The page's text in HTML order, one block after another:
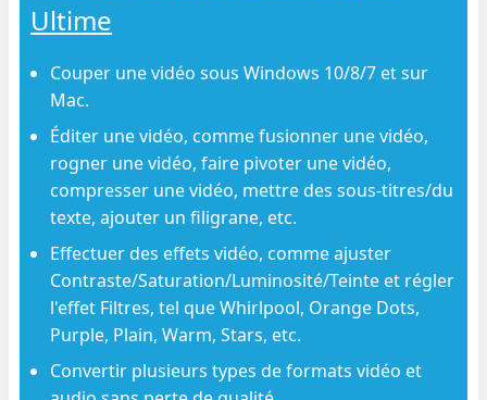
Ultime
Couper une vidéo sous Windows 10/8/7 et sur
Mac.
Éditer une vidéo, comme fusionner une vidéo,
rogner une vidéo, faire pivoter une vidéo,
compresser une vidéo, mettre des sous-titres/du
texte, ajouter un filigrane, etc.
Effectuer des effets vidéo, comme ajuster
Contraste/Saturation/Luminosité/Teinte et régler
l'effet Filtres, tel que Whirlpool, Orange Dots,
Purple, Plain, Warm, Stars, etc.
Convertir plusieurs types de formats vidéo et